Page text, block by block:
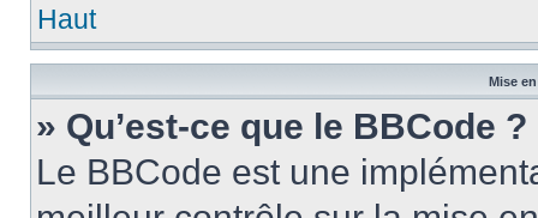
Haut
Mise
» Qu’est-ce que le BBCode ?
Le BBCode est une